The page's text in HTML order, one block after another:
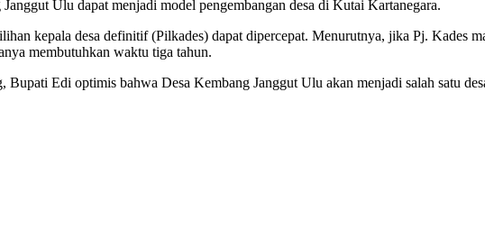
Ulu dapat menjadi model pengembangan desa di Kutai Kartanegara.
kepala desa definitif (Pilkades) dapat dipercepat. Menurutnya, jika Pj. Kades
membutuhkan waktu tiga tahun.
Bupati Edi optimis bahwa Desa Kembang Janggut Ulu akan menjadi salah satu